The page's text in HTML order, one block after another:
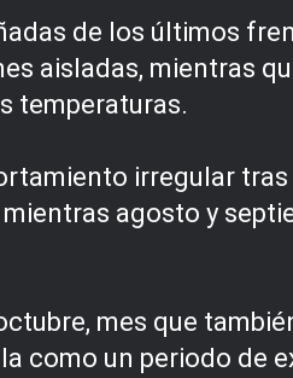
de los últimos
aisladas, mientras
temperaturas.
irregular
agosto y
mes que
como un periodo de